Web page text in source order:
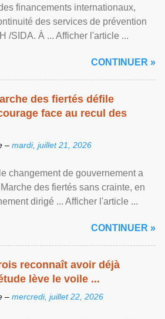
financements internationaux,
des services de prévention
/SIDA. À ... Afficher l'article ...
CONTINUER »
des fiertés défile
face au recul des
– mardi, juillet 21, 2026
changement de gouvernement a
des fiertés sans crainte, en
dirigé ... Afficher l'article ...
CONTINUER »
reconnaît avoir déjà
lève le voile ...
– mercredi, juillet 22, 2026